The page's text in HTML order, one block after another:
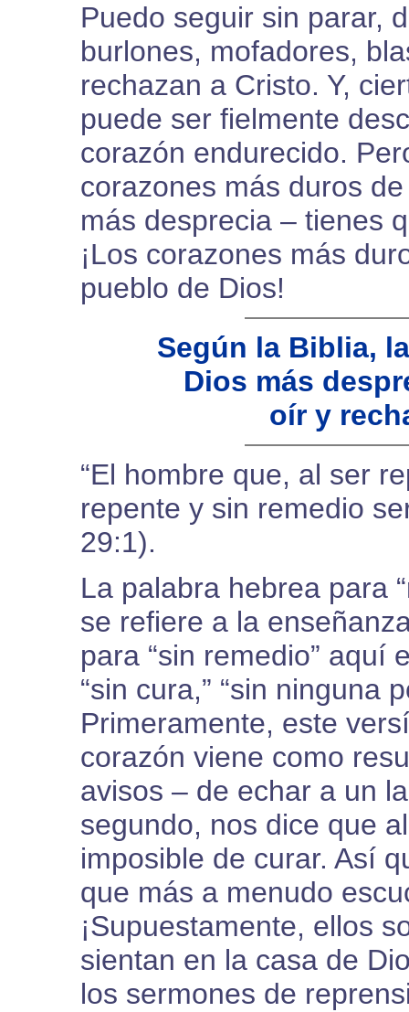
Puedo seguir sin parar,
burlones, mofadores,
rechazan a Cristo. Y,
puede ser fielmente
corazón endurecido.
corazones más duros
más desprecia – tienes
¡Los corazones más
pueblo de Dios!
Según la Biblia,
Dios más
oír y
“El hombre que, al ser
repente y sin remedio
29:1).
La palabra hebrea para
se refiere a la
para “sin remedio” aquí
“sin cura,” “sin ninguna
Primeramente, este
corazón viene como
avisos – de echar a un
segundo, nos dice que
imposible de curar. Así
que más a menudo
¡Supuestamente, ellos
sientan en la casa de
los sermones de